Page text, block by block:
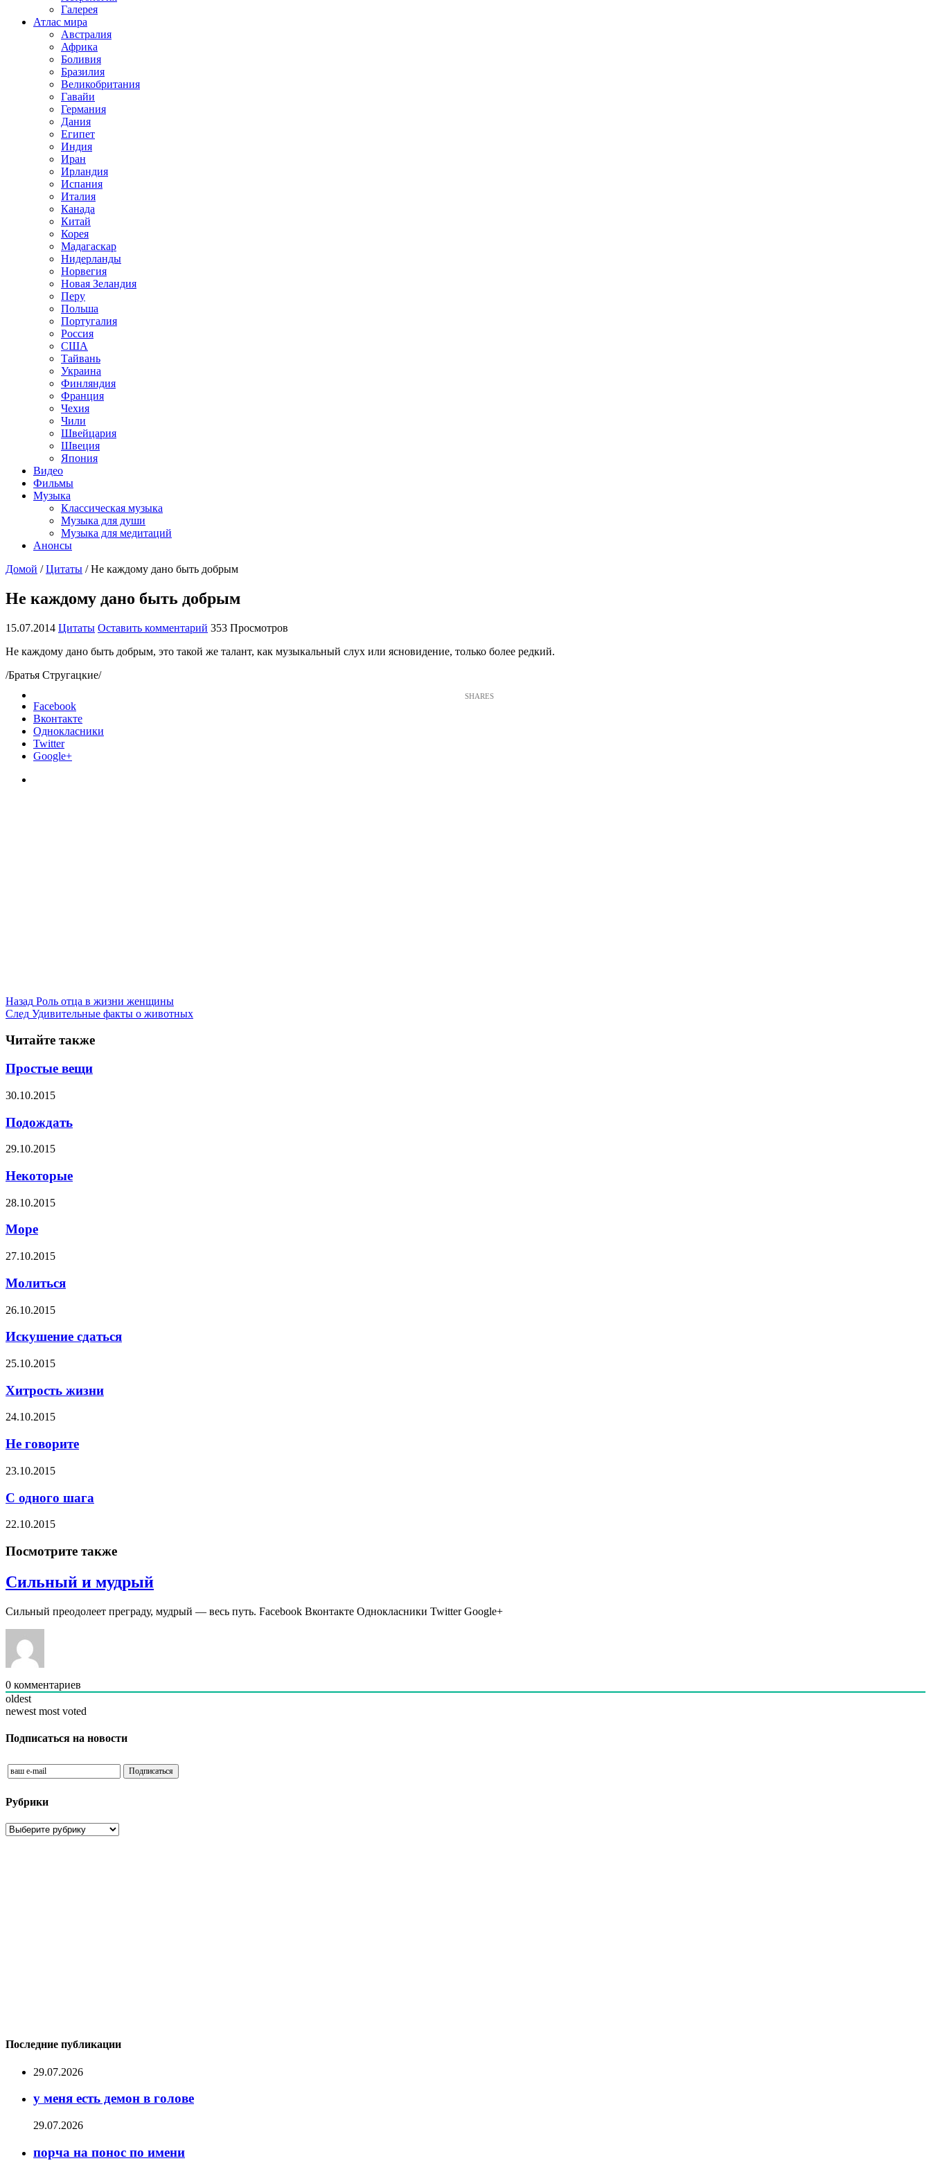
Галерея
Атлас мира
Австралия
Африка
Боливия
Бразилия
Великобритания
Гавайи
Германия
Дания
Египет
Индия
Иран
Ирландия
Испания
Италия
Канада
Китай
Корея
Мадагаскар
Нидерланды
Норвегия
Новая Зеландия
Перу
Польша
Португалия
Россия
США
Тайвань
Украина
Финляндия
Франция
Чехия
Чили
Швейцария
Швеция
Япония
Видео
Фильмы
Музыка
Классическая музыка
Музыка для души
Музыка для медитаций
Анонсы
Домой / Цитаты / Не каждому дано быть добрым
Не каждому дано быть добрым
15.07.2014 Цитаты Оставить комментарий 353 Просмотров
Не каждому дано быть добрым, это такой же талант, как музыкальный слух или ясновидение, только более редкий.
/Братья Стругацкие/
Facebook
Вконтакте
Однокласники
Twitter
Google+
Назад Роль отца в жизни женщины
След Удивительные факты о животных
Читайте также
Простые вещи
30.10.2015
Подождать
29.10.2015
Некоторые
28.10.2015
Море
27.10.2015
Молиться
26.10.2015
Искушение сдаться
25.10.2015
Хитрость жизни
24.10.2015
Не говорите
23.10.2015
С одного шага
22.10.2015
Посмотрите также
Сильный и мудрый
Сильный преодолеет преграду, мудрый — весь путь. Facebook Вконтакте Однокласники Twitter Google+
0 комментариев
oldest
newest most voted
Подписаться на новости
Рубрики
Рубрики
Последние публикации
29.07.2026
у меня есть демон в голове
29.07.2026
порча на понос по имени